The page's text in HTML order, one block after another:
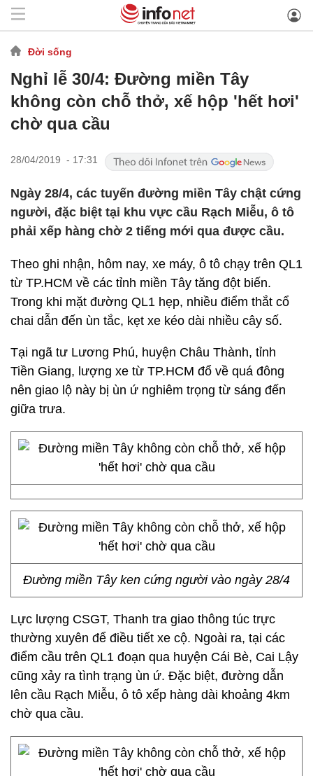
Đời sống
Nghỉ lễ 30/4: Đường miền Tây
không còn chỗ thở, xế hộp 'hết hơi'
chờ qua cầu
28/04/2019 - 17:31
Ngày 28/4, các tuyến đường miền Tây chật cứng
người, đặc biệt tại khu vực cầu Rạch Miễu, ô tô
phải xếp hàng chờ 2 tiếng mới qua được cầu.
Theo ghi nhận, hôm nay, xe máy, ô tô chạy trên QL1
từ TP.HCM về các tỉnh miền Tây tăng đột biến.
Trong khi mặt đường QL1 hẹp, nhiều điểm thắt cổ
chai dẫn đến ùn tắc, kẹt xe kéo dài nhiều cây số.
Tại ngã tư Lương Phú, huyện Châu Thành, tỉnh
Tiền Giang, lượng xe từ TP.HCM đổ về quá đông
nên giao lộ này bị ùn ứ nghiêm trọng từ sáng đến
giữa trưa.
Đường miền Tây ken cứng người vào ngày 28/4
Lực lượng CSGT, Thanh tra giao thông túc trực
thường xuyên để điều tiết xe cộ. Ngoài ra, tại các
điểm cầu trên QL1 đoạn qua huyện Cái Bè, Cai Lậy
cũng xảy ra tình trạng ùn ứ. Đặc biệt, đường dẫn
lên cầu Rạch Miễu, ô tô xếp hàng dài khoảng 4km
chờ qua cầu.